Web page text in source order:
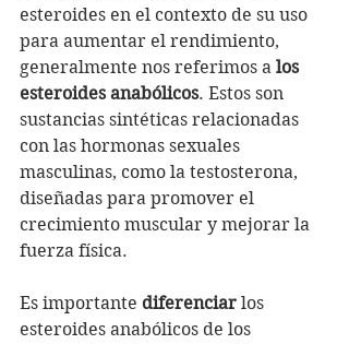
esteroides en el contexto de su uso
para aumentar el rendimiento,
generalmente nos referimos a los
esteroides anabólicos. Estos son
sustancias sintéticas relacionadas
con las hormonas sexuales
masculinas, como la testosterona,
diseñadas para promover el
crecimiento muscular y mejorar la
fuerza física.
Es importante diferenciar los
esteroides anabólicos de los